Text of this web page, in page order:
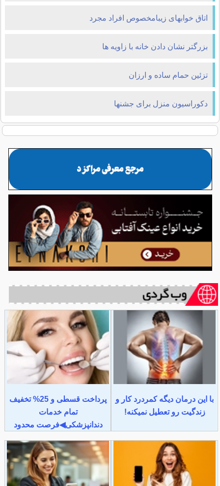
اتاق خوابهای زیبامخصوص افراد مجرد
بزرگتر نشان دادن خانه با زاویه ها
تزئین حمام ساده و ارزان
دکوراسیون منزل برای جشنها
با این درمان دیگه کمردرد کار و
زندگیت رو تعطیل نمیکنه!
پرداخت قسطی و 25% تخفیف
تمام خدمات
دندانپزشکی◀فرصت محدود